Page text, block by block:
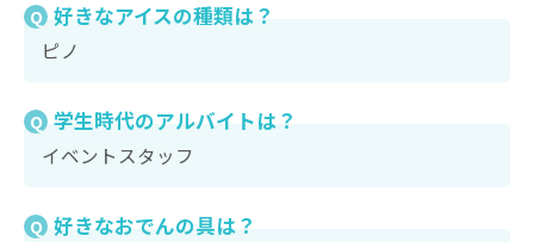
Q 好きなアイスの種類は？
ピノ
Q 学生時代のアルバイトは？
イベントスタッフ
Q 好きなおでんの具は？